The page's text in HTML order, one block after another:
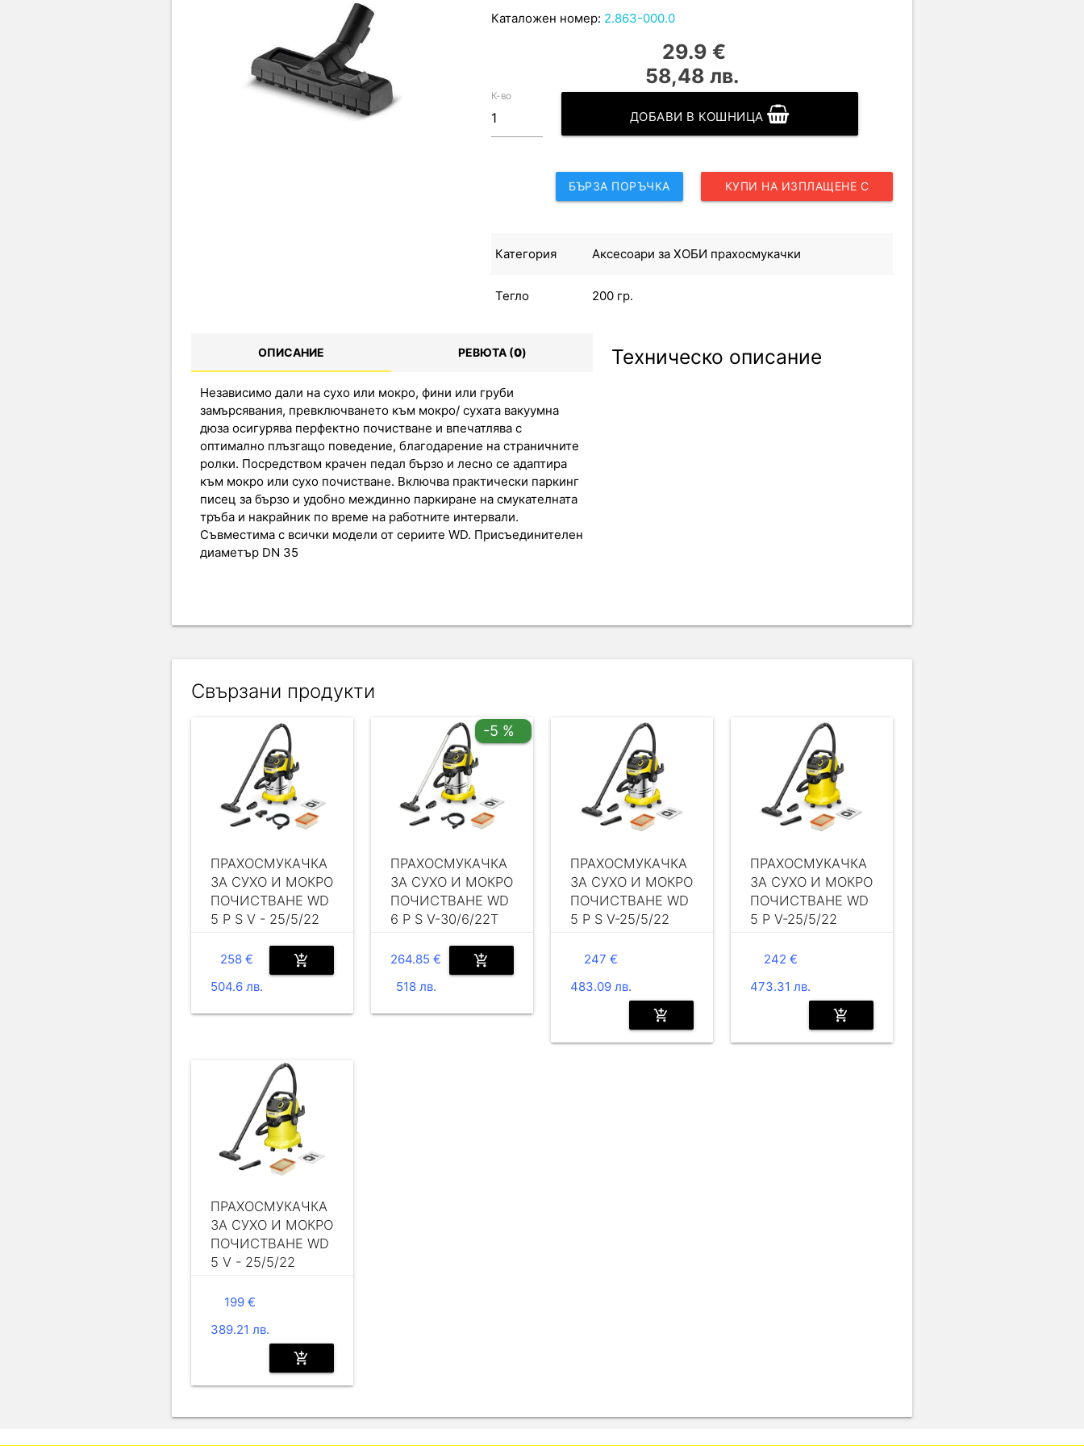
Каталожен номер: 2.863-000.0
29.9 €
58,48 лв.
К-во
ДОБАВИ В КОШНИЦА
БЪРЗА ПОРЪЧКА КУПИ НА ИЗПЛАЩЕНЕ С
Категория Аксесоари за ХОБИ прахосмукачки
Тегло 200 гр.
ОПИСАНИЕ РЕВЮТА (0)
Независимо дали на сухо или мокро, фини или груби
замърсявания, превключването към мокро/ сухата вакуумна
дюза осигурява перфектно почистване и впечатлява с
оптимално плъзгащо поведение, благодарение на страничните
ролки. Посредством крачен педал бързо и лесно се адаптира
към мокро или сухо почистване. Включва практически паркинг
писец за бързо и удобно междинно паркиране на смукателната
тръба и накрайник по време на работните интервали.
Съвместима с всички модели от сериите WD. Присъединителен
диаметър DN 35
Техническо описание
Свързани продукти
ПРАХОСМУКАЧКА
ЗА СУХО И МОКРО
ПОЧИСТВАНЕ WD
5 P S V - 25/5/22
258 €
504.6 лв.
add_shopping_cart
-5 %
ПРАХОСМУКАЧКА
ЗА СУХО И МОКРО
ПОЧИСТВАНЕ WD
6 P S V-30/6/22T
264.85 €
518 лв.
add_shopping_cart
ПРАХОСМУКАЧКА
ЗА СУХО И МОКРО
ПОЧИСТВАНЕ WD
5 P S V-25/5/22
247 €
483.09 лв.
add_shopping_cart
ПРАХОСМУКАЧКА
ЗА СУХО И МОКРО
ПОЧИСТВАНЕ WD
5 P V-25/5/22
242 €
473.31 лв.
add_shopping_cart
ПРАХОСМУКАЧКА
ЗА СУХО И МОКРО
ПОЧИСТВАНЕ WD
5 V - 25/5/22
199 €
389.21 лв.
add_shopping_cart